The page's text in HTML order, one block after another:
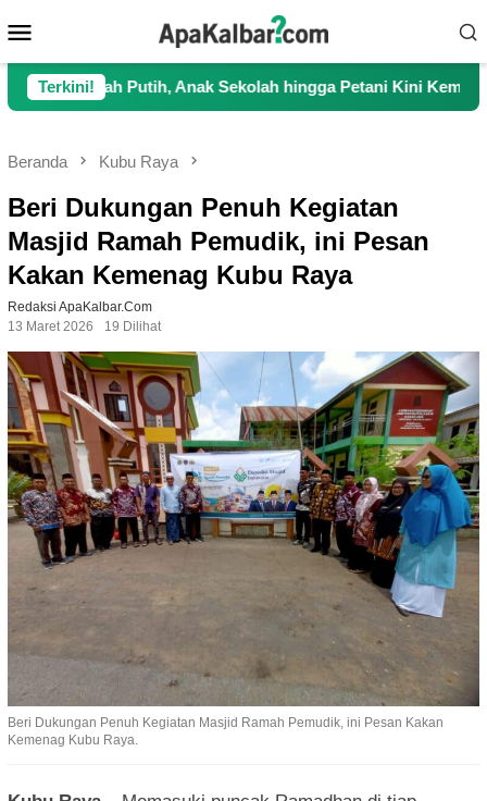
ke
kontenMobile
Terkini!
Sekolah hingga Petani Kini Kembali Lancar Beraktivitas
Beranda Kubu Raya
Beri Dukungan Penuh Kegiatan
Masjid Ramah Pemudik, ini Pesan
Kakan Kemenag Kubu Raya
Redaksi ApaKalbar.com
13 Maret 2026
19 Dilihat
Beri Dukungan Penuh Kegiatan Masjid Ramah Pemudik, ini Pesan Kakan
Kemenag Kubu Raya.